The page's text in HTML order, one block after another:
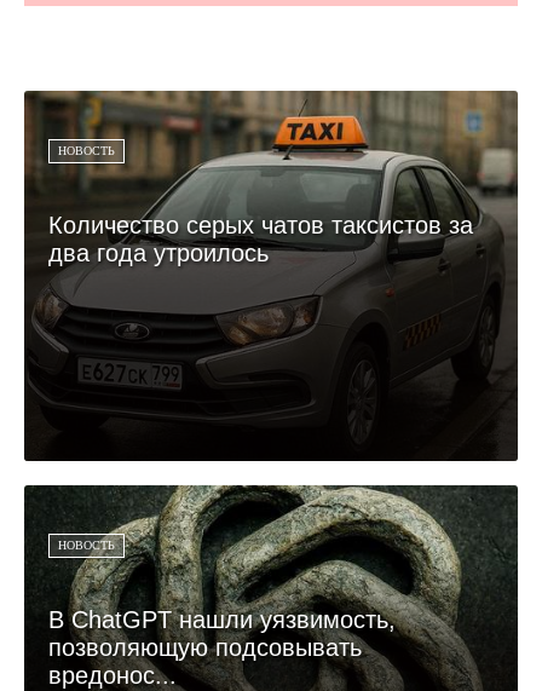
НОВОСТЬ
Количество серых чатов таксистов за
два года утроилось
НОВОСТЬ
В ChatGPT нашли уязвимость,
позволяющую подсовывать
вредонос...